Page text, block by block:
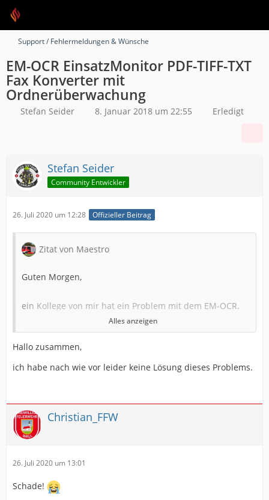
Support / Fehlermeldungen & Wünsche
EM-OCR EinsatzMonitor PDF-TIFF-TXT
Fax Konverter mit
Ordnerüberwachung
Stefan Seider 8. Januar 2018 um 22:55 Erledigt
Stefan Seider
Community Entwickler
26. Juli 2020 um 12:28 Offizieller Beitrag
Zitat von Maestro
Guten Morgen,
ein Kollege von mir hat ein Problem mit dem EM-OCR.
1.jpg
Besten Dank für die Rückmeldung.
Alles anzeigen
Hallo zusammen,
ich habe nach wie vor leider keine Lösung dieses Problems.
Christian_FFW
26. Juli 2020 um 13:01
Schade!